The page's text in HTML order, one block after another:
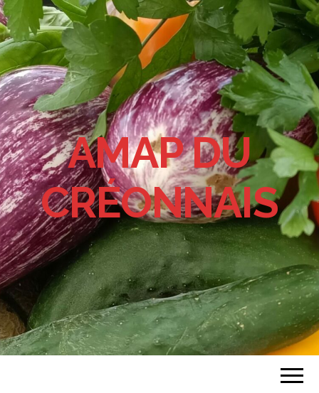
AMAP DU
CRÉONNAIS